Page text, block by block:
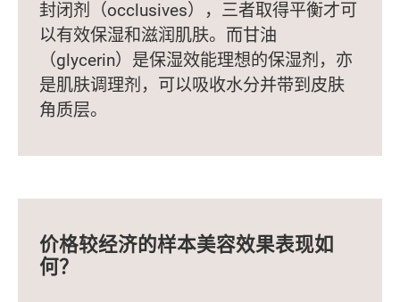
封闭剂（occlusives），三者取得平衡才可
以有效保湿和滋润肌肤。而甘油
（glycerin）是保湿效能理想的保湿剂，亦
是肌肤调理剂，可以吸收水分并带到皮肤
角质层。
价格较经济的样本美容效果表现如
何？